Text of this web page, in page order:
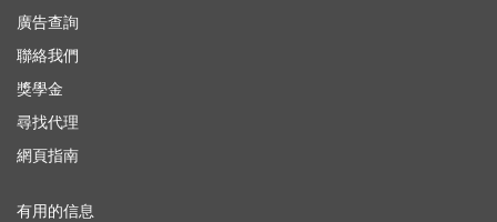
廣告查詢
聯絡我們
獎學金
尋找代理
網頁指南
有用的信息